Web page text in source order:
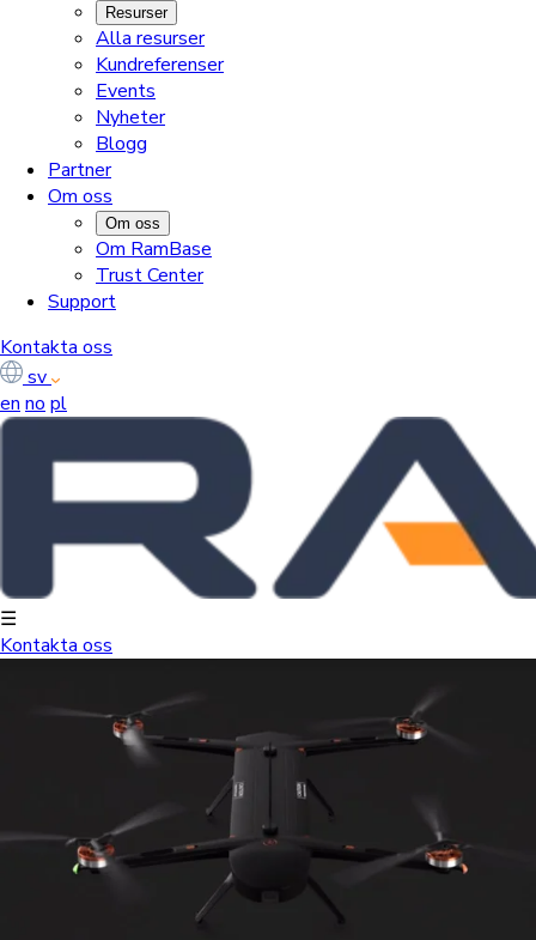
Resurser
Alla resurser
Kundreferenser
Events
Nyheter
Blogg
Partner
Om oss
Om oss
Om RamBase
Trust Center
Support
Kontakta oss
sv
en no pl
☰
Kontakta oss